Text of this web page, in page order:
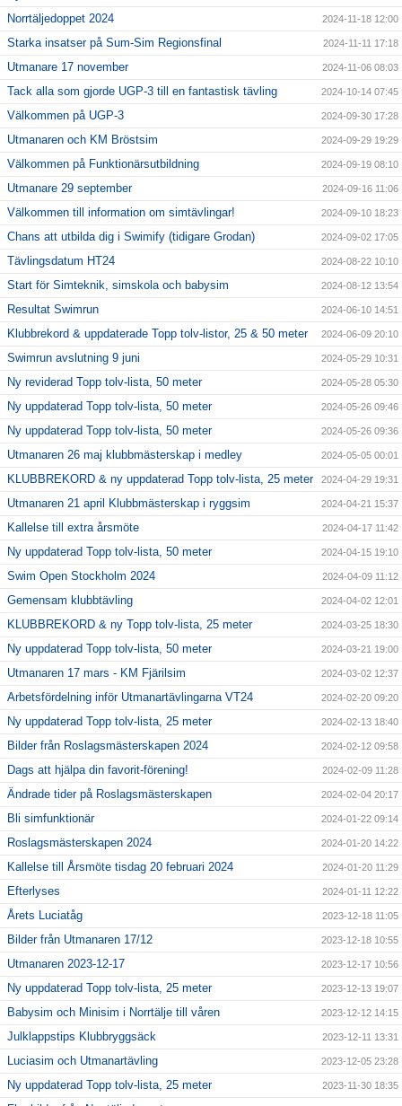
Norrtäljedoppet 2024 2024-11-18 12:00
Starka insatser på Sum-Sim Regionsfinal 2024-11-11 17:18
Utmanare 17 november 2024-11-06 08:03
Tack alla som gjorde UGP-3 till en fantastisk tävling 2024-10-14 07:45
Välkommen på UGP-3 2024-09-30 17:28
Utmanaren och KM Bröstsim 2024-09-29 19:29
Välkommen på Funktionärsutbildning 2024-09-19 08:10
Utmanare 29 september 2024-09-16 11:06
Välkommen till information om simtävlingar! 2024-09-10 18:23
Chans att utbilda dig i Swimify (tidigare Grodan) 2024-09-02 17:05
Tävlingsdatum HT24 2024-08-22 10:10
Start för Simteknik, simskola och babysim 2024-08-12 13:54
Resultat Swimrun 2024-06-10 14:51
Klubbrekord & uppdaterade Topp tolv-listor, 25 & 50 meter 2024-06-09 20:10
Swimrun avslutning 9 juni 2024-05-29 10:31
Ny reviderad Topp tolv-lista, 50 meter 2024-05-28 05:30
Ny uppdaterad Topp tolv-lista, 50 meter 2024-05-26 09:46
Ny uppdaterad Topp tolv-lista, 50 meter 2024-05-26 09:36
Utmanaren 26 maj klubbmästerskap i medley 2024-05-05 00:01
KLUBBREKORD & ny uppdaterad Topp tolv-lista, 25 meter 2024-04-29 19:31
Utmanaren 21 april Klubbmästerskap i ryggsim 2024-04-21 15:37
Kallelse till extra årsmöte 2024-04-17 11:42
Ny uppdaterad Topp tolv-lista, 50 meter 2024-04-15 19:10
Swim Open Stockholm 2024 2024-04-09 11:12
Gemensam klubbtävling 2024-04-02 12:01
KLUBBREKORD & ny Topp tolv-lista, 25 meter 2024-03-25 18:30
Ny uppdaterad Topp tolv-lista, 50 meter 2024-03-21 19:00
Utmanaren 17 mars - KM Fjärilsim 2024-03-02 12:37
Arbetsfördelning inför Utmanartävlingarna VT24 2024-02-20 09:20
Ny uppdaterad Topp tolv-lista, 25 meter 2024-02-13 18:40
Bilder från Roslagsmästerskapen 2024 2024-02-12 09:58
Dags att hjälpa din favorit-förening! 2024-02-09 11:28
Ändrade tider på Roslagsmästerskapen 2024-02-04 20:17
Bli simfunktionär 2024-01-22 09:14
Roslagsmästerskapen 2024 2024-01-20 14:22
Kallelse till Årsmöte tisdag 20 februari 2024 2024-01-20 11:29
Efterlyses 2024-01-11 12:22
Årets Luciatåg 2023-12-18 11:05
Bilder från Utmanaren 17/12 2023-12-18 10:55
Utmanaren 2023-12-17 2023-12-17 10:56
Ny uppdaterad Topp tolv-lista, 25 meter 2023-12-13 19:07
Babysim och Minisim i Norrtälje till våren 2023-12-12 14:15
Julklappstips Klubbryggsäck 2023-12-11 13:31
Luciasim och Utmanartävling 2023-12-05 23:28
Ny uppdaterad Topp tolv-lista, 25 meter 2023-11-30 18:35